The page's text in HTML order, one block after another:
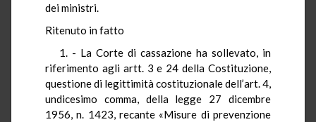
dei ministri.
Ritenuto in fatto
1. - La Corte di cassazione ha sollevato, in
riferimento agli artt. 3 e 24 della Costituzione,
questione di legittimità costituzionale dell’art. 4,
undicesimo comma, della legge 27 dicembre
1956, n. 1423, recante «Misure di prevenzione